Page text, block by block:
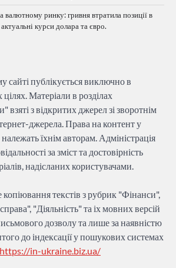
валютному ринку: гривня втратила позиції в
курси долара та євро.
сайті публікується виключно в
Матеріали в розділах
з відкритих джерел зі зворотнім
джерела. Права на контент у
їхнім авторам. Адміністрація
за зміст та достовірність
надісланих користувачами.
текстів з рубрик "Фінанси",
"Діяльність" та іх мовних версій
дозволу та лише за наявністю
до індексації у пошукових системах
https://in-ukraine.biz.ua/